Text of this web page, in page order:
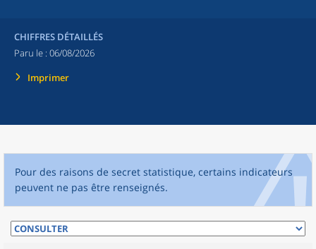
CHIFFRES DÉTAILLÉS
Paru le : 06/08/2026
Imprimer
Pour des raisons de secret statistique, certains indicateurs
peuvent ne pas être renseignés.